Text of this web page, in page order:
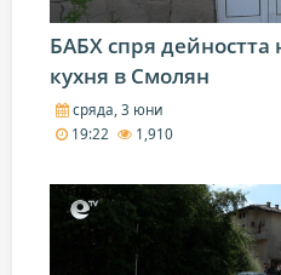
БАБХ спря дейността
кухня в Смолян
сряда, 3 юни
19:22
1,910